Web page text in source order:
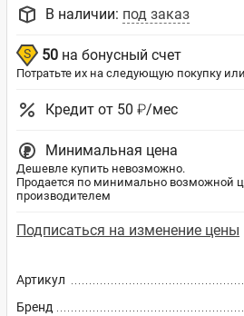
Артикул
Бренд
В наличии: под заказ
50 на бонусный счет
Потратьте их на следующую покупку
Кредит от 50 ₽/мес
Минимальная цена
Дешевле купить невозможно.
Продается по минимально возможной
производителем
Подписаться на изменение цены